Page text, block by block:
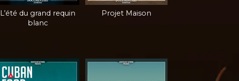
L’été du grand requin
blanc
Projet Maison